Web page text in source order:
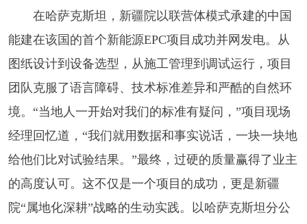
在哈萨克斯坦，新疆院以联营体模式承建的中国
能建在该国的首个新能源EPC项目成功并网发电。从
图纸设计到设备选型，从施工管理到调试运行，项目
团队克服了语言障碍、技术标准差异和严酷的自然环
境。“当地人一开始对我们的标准有疑问，”项目现场
经理回忆道，“我们就用数据和事实说话，一块一块地
给他们比对试验结果。”最终，过硬的质量赢得了业主
的高度认可。这不仅是一个项目的成功，更是新疆
院“属地化深耕”战略的生动实践。以哈萨克斯坦分公